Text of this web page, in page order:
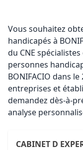
Vous souhaitez
handicapés à
du CNE
personnes
BONIFACIO dans
entreprises et
demandez dès-à-
analyse
CABINET D